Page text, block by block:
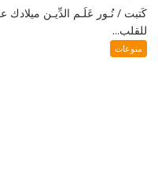
كَتبت / نُـور عَلَـم الدِّيـن
للقلب...
منوعات